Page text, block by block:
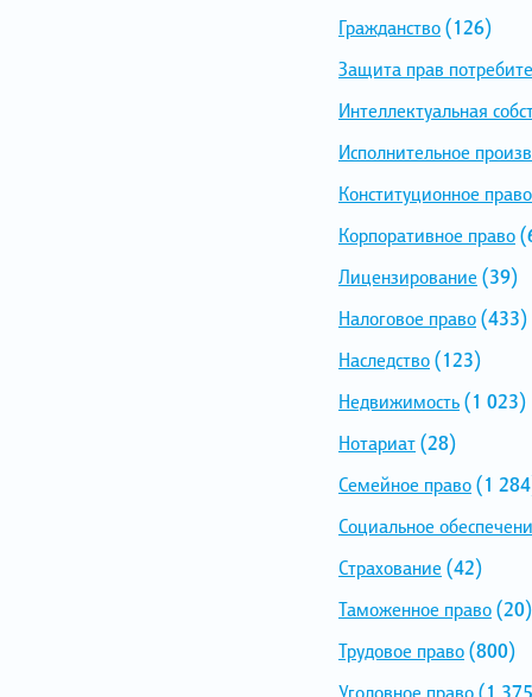
Гражданство(126)
Защита прав
Интеллектуальная
Исполнительное
Конституционное право
Корпоративное право
Лицензирование (39)
Налоговое право(433)
Наследство(123)
Недвижимость(1 023)
Нотариат(28)
Семейное право(1
Социальное
Страхование (42)
Таможенное право(20)
Трудовое право(800)